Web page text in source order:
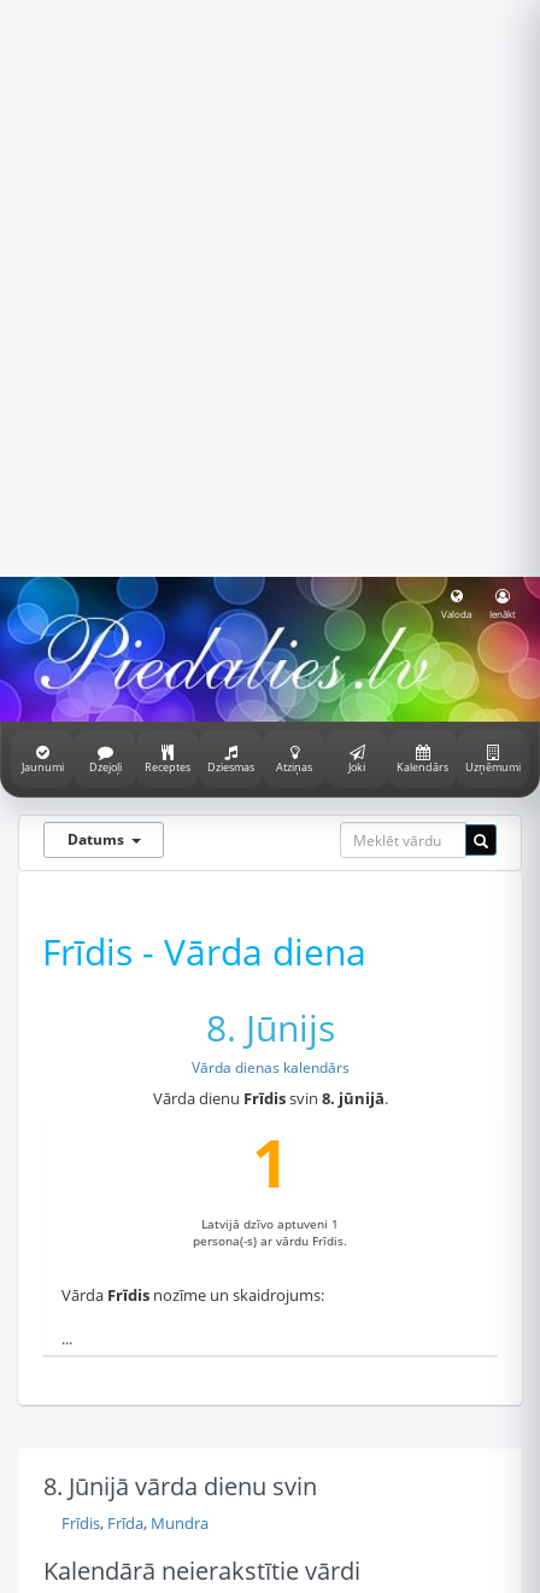
Valoda Ienākt
Jaunumi Dzejoļi Receptes Dziesmas Atziņas Joki Kalendārs Uzņēmumi
Datums
Frīdis - Vārda diena
8. Jūnijs
Vārda dienas kalendārs
Vārda dienu Frīdissvin 8. jūnijā.
1
Latvijā dzīvo aptuveni 1
persona(-s) ar vārdu Frīdis.
Vārda Frīdis nozīme un skaidrojums:
...
8. Jūnijā vārda dienu svin
Frīdis, Frīda, Mundra
Kalendārā neierakstītie vārdi